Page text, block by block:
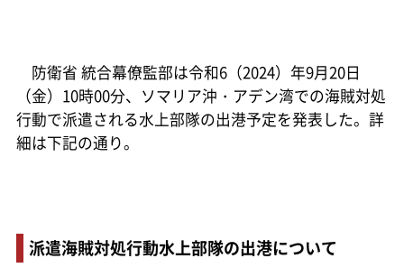
防衛省 統合幕僚監部は令和6（2024）年9月20日
（金）10時00分、ソマリア沖・アデン湾での海賊対処
行動で派遣される水上部隊の出港予定を発表した。詳
細は下記の通り。
派遣海賊対処行動水上部隊の出港について